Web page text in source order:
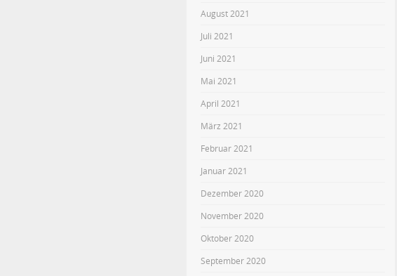
August 2021
Juli 2021
Juni 2021
Mai 2021
April 2021
März 2021
Februar 2021
Januar 2021
Dezember 2020
November 2020
Oktober 2020
September 2020